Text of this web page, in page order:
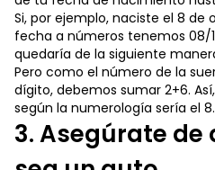
Si, por ejemplo, naciste el 8 de
fecha a números tenemos 08/
quedaría de la siguiente
Pero como el número de la
dígito, debemos sumar 2+6.
según la numerología sería el 8.
3. Asegúrate de